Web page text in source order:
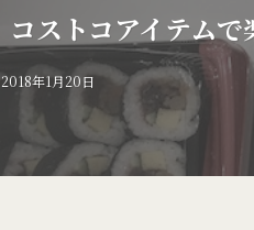
コストコアイテム
2018年1月20日